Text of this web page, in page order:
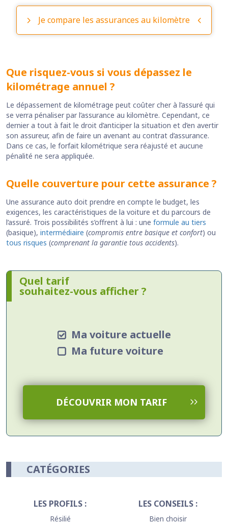
Je compare les assurances au kilomètre
Que risquez-vous si vous dépassez le
kilométrage annuel ?
Le dépassement de kilométrage peut coûter cher à l’assuré qui
se verra pénaliser par l’assurance au kilomètre. Cependant, ce
dernier a tout à fait le droit d’anticiper la situation et d’en avertir
son assureur, afin de faire un avenant au contrat d’assurance.
Dans ce cas, le forfait kilométrique sera réajusté et aucune
pénalité ne sera appliquée.
Quelle couverture pour cette assurance ?
Une assurance auto doit prendre en compte le budget, les
exigences, les caractéristiques de la voiture et du parcours de
l’assuré. Trois possibilités s’offrent à lui : une formule au tiers
(basique), intermédiaire (compromis entre basique et confort) ou
tous risques (comprenant la garantie tous accidents).
Quel tarif
souhaitez-vous afficher ?
Ma voiture actuelle
Ma future voiture
DÉCOUVRIR MON TARIF
CATÉGORIES
LES PROFILS :
Résilié
LES CONSEILS :
Bien choisir